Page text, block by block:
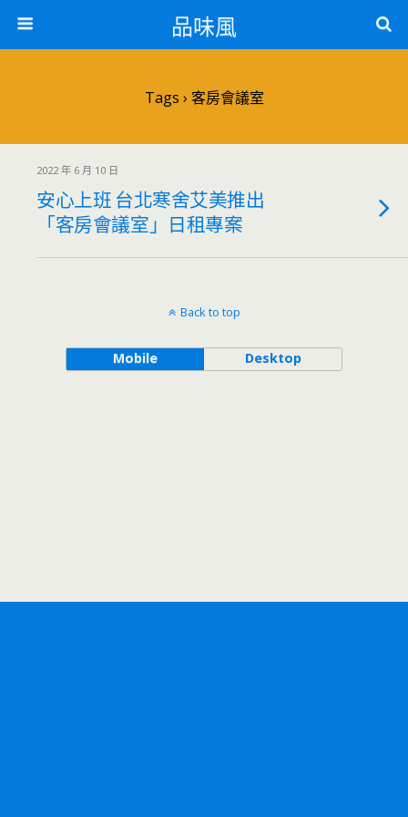
品味風
Tags › 客房會議室
2022 年 6 月 10 日
安心上班 台北寒舍艾美推出
「客房會議室」日租專案
Back to top
Mobile Desktop